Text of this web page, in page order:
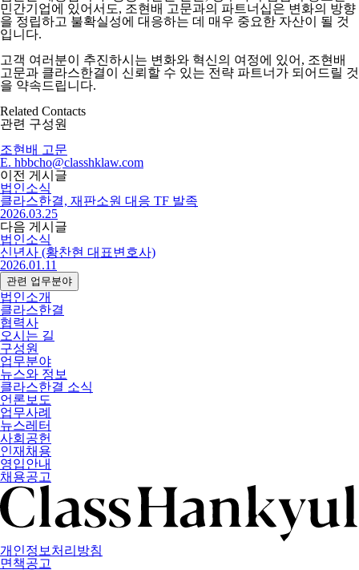
민간기업에 있어서도, 조현배 고문과의 파트너십은 변화의 방향
을 정립하고 불확실성에 대응하는 데 매우 중요한 자산이 될 것
입니다.
고객 여러분이 추진하시는 변화와 혁신의 여정에 있어, 조현배
고문과 클라스한결이 신뢰할 수 있는 전략 파트너가 되어드릴 것
을 약속드립니다.
Related Contacts
관련 구성원
조현배 고문
E. hbbcho@classhklaw.com
이전 게시글
법인소식
클라스한결, 재판소원 대응 TF 발족
2026.03.25
다음 게시글
법인소식
신년사 (황찬현 대표변호사)
2026.01.11
관련 업무분야
법인소개
클라스한결
협력사
오시는 길
구성원
업무분야
뉴스와 정보
클라스한결 소식
언론보도
업무사례
뉴스레터
사회공헌
인재채용
영입안내
채용공고
개인정보처리방침
면책공고